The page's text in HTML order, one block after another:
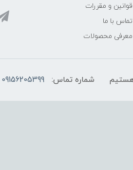
قوانین و مقررات
تماس با ما
معرفی محصولات
شماره تماس: 09156205399